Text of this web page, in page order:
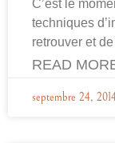
C’est le
techniques
retrouver et
READ
septembre 24,